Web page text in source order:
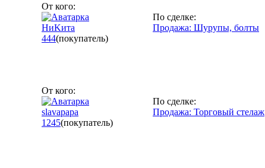
От кого:
НиKита
444(покупатель)
По сделке:
Продажа: Шурупы, болты
От кого:
slavapapa
1245(покупатель)
По сделке:
Продажа: Торговый стелаж